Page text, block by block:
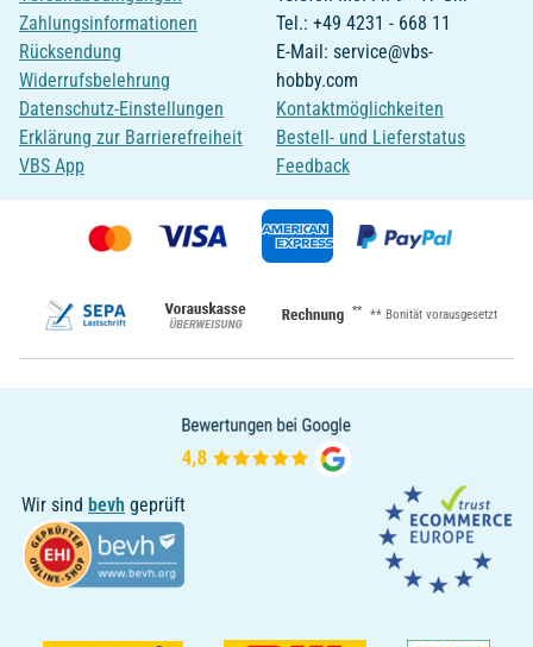
Zahlungsinformationen
Rücksendung
Widerrufsbelehrung
Datenschutz-Einstellungen
Erklärung zur Barrierefreiheit
VBS App
Tel.: +49 4231 - 668 11
E-Mail: service@vbs-
hobby.com
Kontaktmöglichkeiten
Bestell- und Lieferstatus
Feedback
** ** Bonität vorausgesetzt
Wir sind bevh geprüft